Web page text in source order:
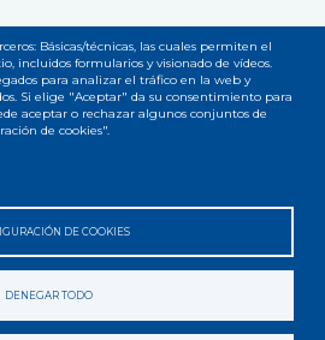
Legal Cookies
Básicas/técnicas, las cuales permiten el
incluidos formularios y visionado de vídeos.
para analizar el tráfico en la web y
Si elige "Aceptar" da su consentimiento para
aceptar o rechazar algunos conjuntos de
de cookies".
DE COOKIES
DENEGAR TODO